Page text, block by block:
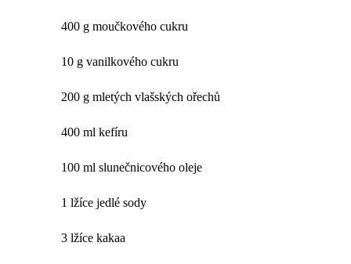
400 g moučkového cukru
10 g vanilkového cukru
200 g mletých vlašských ořechů
400 ml kefíru
100 ml slunečnicového oleje
1 lžíce jedlé sody
3 lžíce kakaa